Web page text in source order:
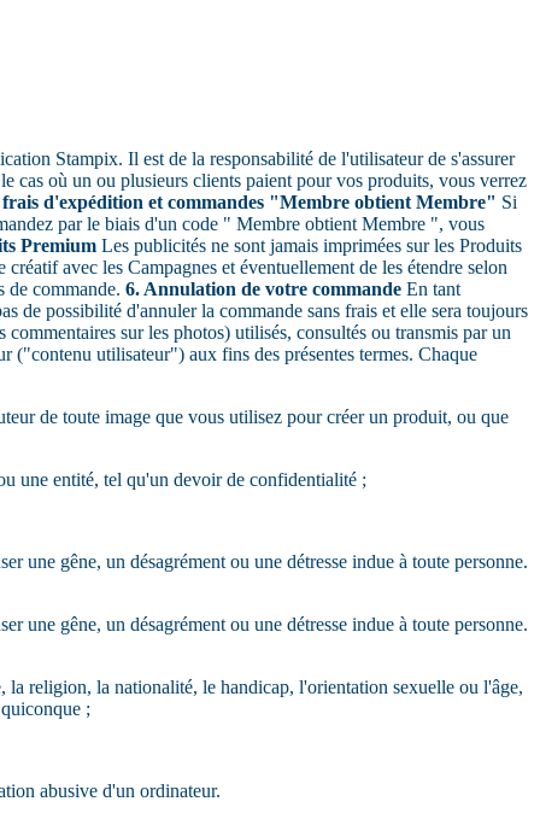
Stampix. Il est de la responsabilité de l'utilisateur de s'assurer
cas où un ou plusieurs clients paient pour vos produits, vous verrez
d'expédition et commandes "Membre obtient Membre" Si
par le biais d'un code " Membre obtient Membre ", vous
Premium Les publicités ne sont jamais imprimées sur les Produits
créatif avec les Campagnes et éventuellement de les étendre selon
de commande. 6. Annulation de votre commande En tant
de possibilité d'annuler la commande sans frais et elle sera toujours
sur les photos) utilisés, consultés ou transmis par un
("contenu utilisateur") aux fins des présentes termes. Chaque
de toute image que vous utilisez pour créer un produit, ou que
une entité, tel qu'un devoir de confidentialité ;
une gêne, un désagrément ou une détresse indue à toute personne.
une gêne, un désagrément ou une détresse indue à toute personne.
religion, la nationalité, le handicap, l'orientation sexuelle ou l'âge,
;
abusive d'un ordinateur.